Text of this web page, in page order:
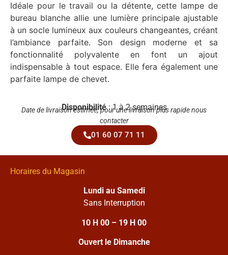
Idéale pour le travail ou la détente, cette lampe de
bureau blanche allie une lumière principale ajustable
à un socle lumineux aux couleurs changeantes, créant
l’ambiance parfaite. Son design moderne et sa
fonctionnalité polyvalente en font un ajout
indispensable à tout espace. Elle fera également une
parfaite lampe de chevet.
Disponibilité: 1 à 2 semaines
Date de livraison estimée, pour une livraison plus rapide nous
contacter
01 60 07 71 11
Horaires du Magasin
Lundi au Samedi
Sans Interruption
10 H 00 – 19 H 00
Ouvert le Dimanche